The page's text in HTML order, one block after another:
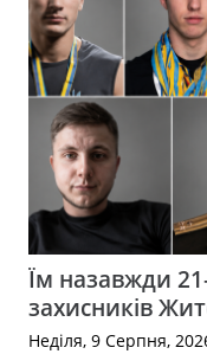
Їм назавжди
захисників
Неділя, 9 Серпня,